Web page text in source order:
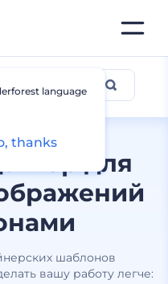
для
шаблонов
вашу работу легче:
language
thanks